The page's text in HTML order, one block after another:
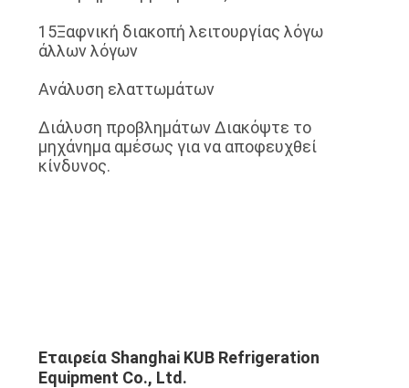
15Ξαφνική διακοπή λειτουργίας λόγω
άλλων λόγων
Ανάλυση ελαττωμάτων
∆ιάλυση προβλημάτων ∆ιακόψτε το
μηχάνημα αμέσως για να αποφευχθεί
κίνδυνος.
Εταιρεία Shanghai KUB Refrigeration
Equipment Co., Ltd.